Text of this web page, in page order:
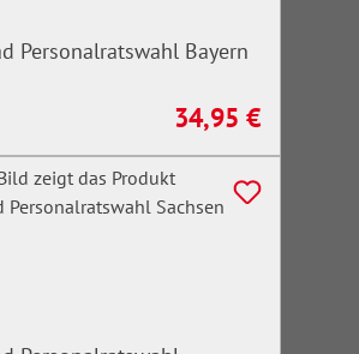
Personalratswahl Bayern
Regulärer Preis:
34,95 €